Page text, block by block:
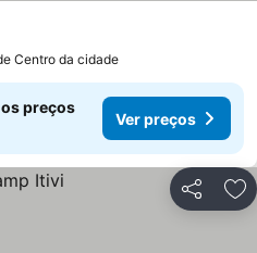
Centro da cidade
preços
Ver preços
Partilhar